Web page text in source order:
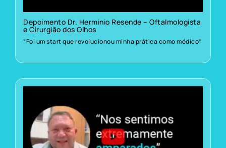
Depoimento Dr. Herminio Resende – Oftalmologista
e Cirurgião dos Olhos
“Foi um start que revolucionou minha prática como médico”